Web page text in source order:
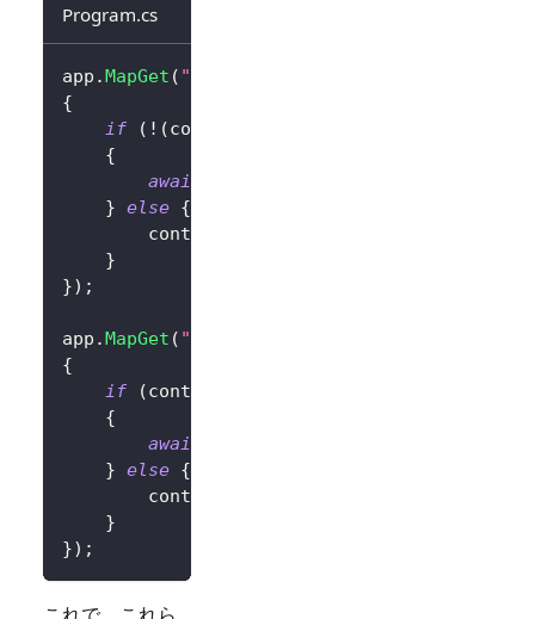
Program.cs
app .MapGet ( "/SignIn"
{
if
( ! (context
{
await
} else {
        context
}
}) ;
app .MapGet ( "/SignOut"
{
if
(context
{
await
} else {
        context
}
}) ;